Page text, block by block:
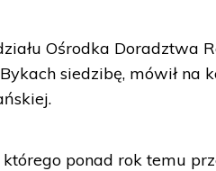
Ośrodka Doradztwa
siedzibę, mówił na
ponad rok temu